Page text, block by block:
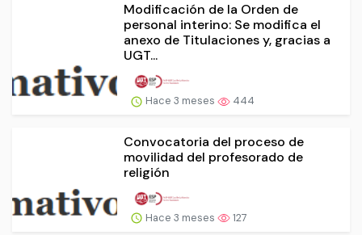
Modificación de la Orden de
personal interino: Se modifica el
anexo de Titulaciones y, gracias a
UGT...
Hace 3 meses 444
Convocatoria del proceso de
movilidad del profesorado de
religión
Hace 3 meses 127